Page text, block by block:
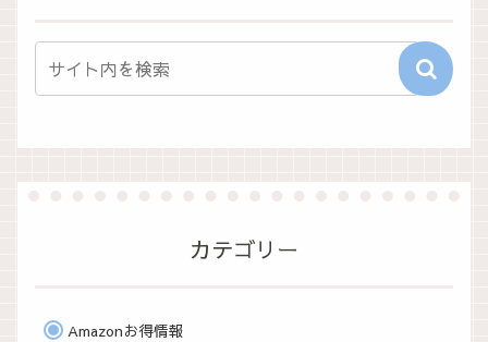
カテゴリー
Amazonお得情報